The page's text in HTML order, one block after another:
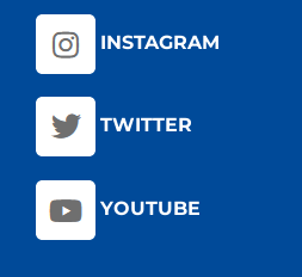
INSTAGRAM
TWITTER
YOUTUBE